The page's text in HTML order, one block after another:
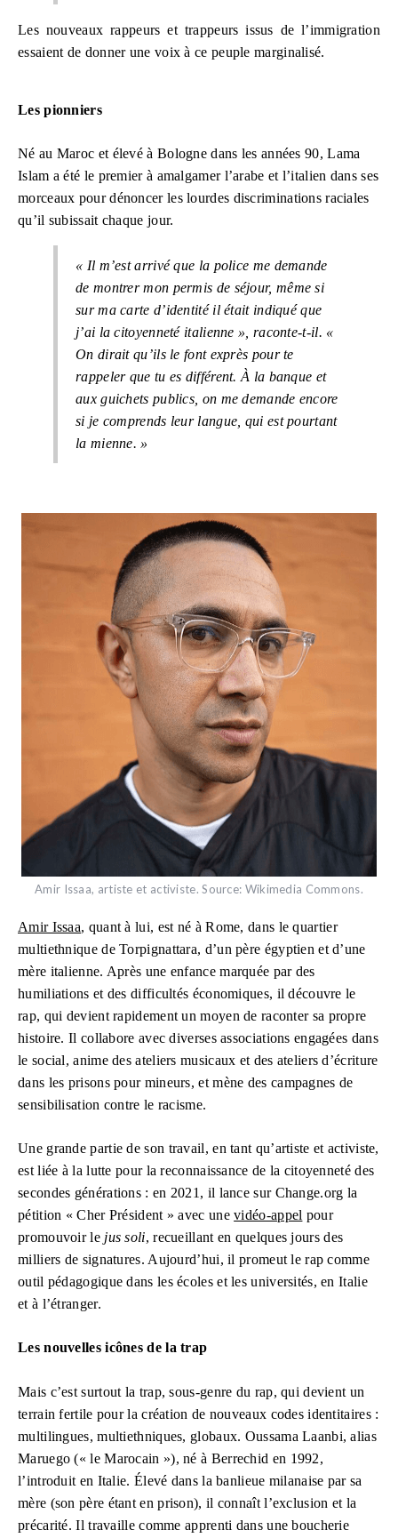
Les nouveaux rappeurs et trappeurs issus de l’immigration
essaient de donner une voix à ce peuple marginalisé.
Les pionniers
Né au Maroc et élevé à Bologne dans les années 90, Lama
Islam a été le premier à amalgamer l’arabe et l’italien dans ses
morceaux pour dénoncer les lourdes discriminations raciales
qu’il subissait chaque jour.
« Il m’est arrivé que la police me demande
de montrer mon permis de séjour, même si
sur ma carte d’identité il était indiqué que
j’ai la citoyenneté italienne », raconte-t-il. «
On dirait qu’ils le font exprès pour te
rappeler que tu es différent. À la banque et
aux guichets publics, on me demande encore
si je comprends leur langue, qui est pourtant
la mienne. »
Amir Issaa, artiste et activiste. Source: Wikimedia Commons.
Amir Issaa, quant à lui, est né à Rome, dans le quartier
multiethnique de Torpignattara, d’un père égyptien et d’une
mère italienne. Après une enfance marquée par des
humiliations et des difficultés économiques, il découvre le
rap, qui devient rapidement un moyen de raconter sa propre
histoire. Il collabore avec diverses associations engagées dans
le social, anime des ateliers musicaux et des ateliers d’écriture
dans les prisons pour mineurs, et mène des campagnes de
sensibilisation contre le racisme.
Une grande partie de son travail, en tant qu’artiste et activiste,
est liée à la lutte pour la reconnaissance de la citoyenneté des
secondes générations : en 2021, il lance sur Change.org la
pétition « Cher Président » avec unevidéo-appel pour
promouvoir le jus soli, recueillant en quelques jours des
milliers de signatures. Aujourd’hui, il promeut le rap comme
outil pédagogique dans les écoles et les universités, en Italie
et à l’étranger.
Les nouvelles icônes de la trap
Mais c’est surtout la trap, sous-genre du rap, qui devient un
terrain fertile pour la création de nouveaux codes identitaires :
multilingues, multiethniques, globaux. Oussama Laanbi, alias
Maruego (« le Marocain »), né à Berrechid en 1992,
l’introduit en Italie. Élevé dans la banlieue milanaise par sa
mère (son père étant en prison), il connaît l’exclusion et la
précarité. Il travaille comme apprenti dans une boucherie